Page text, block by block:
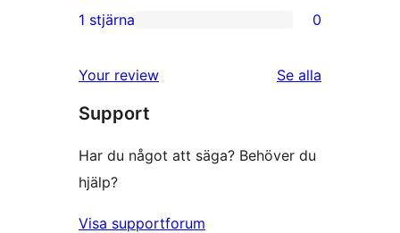
recensioner
2-
recensioner
stjärniga
recensioner
1 stjärna 0
Your review Se alla
Support
Har du något att säga? Behöver du
hjälp?
Visa supportforum